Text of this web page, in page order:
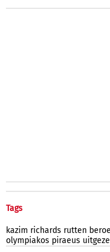
Tags
kazim richards rutten
olympiakos piraeus